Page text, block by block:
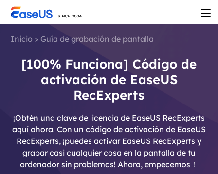
Inicio > Guía de grabación de pantalla
[100% Funciona] Código de
activación de EaseUS
RecExperts
¡Obtén una clave de licencia de EaseUS RecExperts
aquí ahora! Con un código de activación de EaseUS
RecExperts, ¡puedes activar EaseUS RecExperts y
grabar casi cualquier cosa en la pantalla de tu
ordenador sin problemas! Ahora, empecemos！
